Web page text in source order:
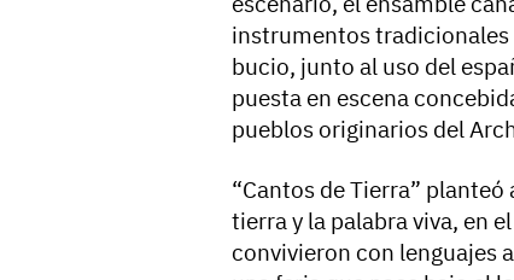
instrumentos tradicionales
bucio, junto al uso del
puesta en escena
pueblos originarios del
“Cantos de Tierra”
tierra y la palabra viva, en
convivieron con lenguajes